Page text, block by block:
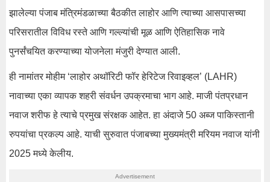
झालेल्या पंजाब मंत्रिमंडळाच्या बैठकीत लाहोर आणि त्याच्या आसपासच्या
परिसरातील विविध रस्ते आणि गल्ल्यांची मूळ आणि ऐतिहासिक नावे
पुनर्संचयित करण्याच्या योजनेला मंजुरी देण्यात आली.
ही नामांतर मोहीम ‘लाहोर अथॉरिटी फॉर हेरिटेज रिवाइव्हल’ (LAHR)
नावाच्या एका व्यापक शहरी संवर्धन उपक्रमाचा भाग आहे. माजी पंतप्रधान
नवाज शरीफ हे त्याचे प्रमुख संरक्षक आहेत. हा अंदाजे 50 अब्ज पाकिस्तानी
रुपयांचा प्रकल्प आहे. याची सुरुवात पंजाबच्या मुख्यमंत्री मरियम नवाज यांनी
2025 मध्ये केलीय.